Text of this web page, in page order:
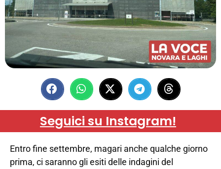
Seguici su Instagram!
Entro fine settembre, magari anche qualche giorno
prima, ci saranno gli esiti delle indagini del